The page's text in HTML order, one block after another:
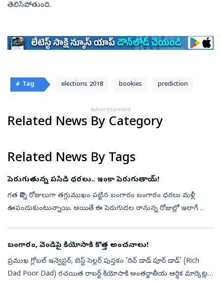
తెలిసిపోతుంది.
# Tag elections 2018 bookies prediction
Advertisement
Related News By Category
Related News By Tags
పెరుగుతున్న పసిడి ధరలు.. ఇంకా పెరుగుతాయ్‌!
గత కొన్ని రోజులుగా తగ్గుముఖం పట్టిన బంగారం బంగారం ధరలు మళ్లీ
ఊపందుకుంటున్నాయి. అయితే ఈ పెరుగుదల రానున్న రోజుల్లో ఇలాగే
బంగారం, వెండిపై కియోసాకి కొత్త అంచనాలు!
ప్రముఖ గ్లోబల్ ఇన్వెస్టర్, బెస్ట్ సెల్లర్ పుస్తకం ‘రిచ్ డాడ్ పూర్ డాడ్’ (Rich
Dad Poor Dad) రచయిత రాబర్ట్ కియోసాకి అంతర్జాతీయ ఆర్థిక మార్కెట్లపై